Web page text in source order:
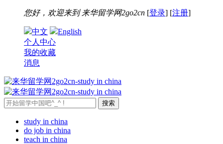
您好，欢迎来到 来华留学网2go2cn [登录] [注册]
中文
English
个人中心
我的收藏
消息
study in china
do job in china
teach in china